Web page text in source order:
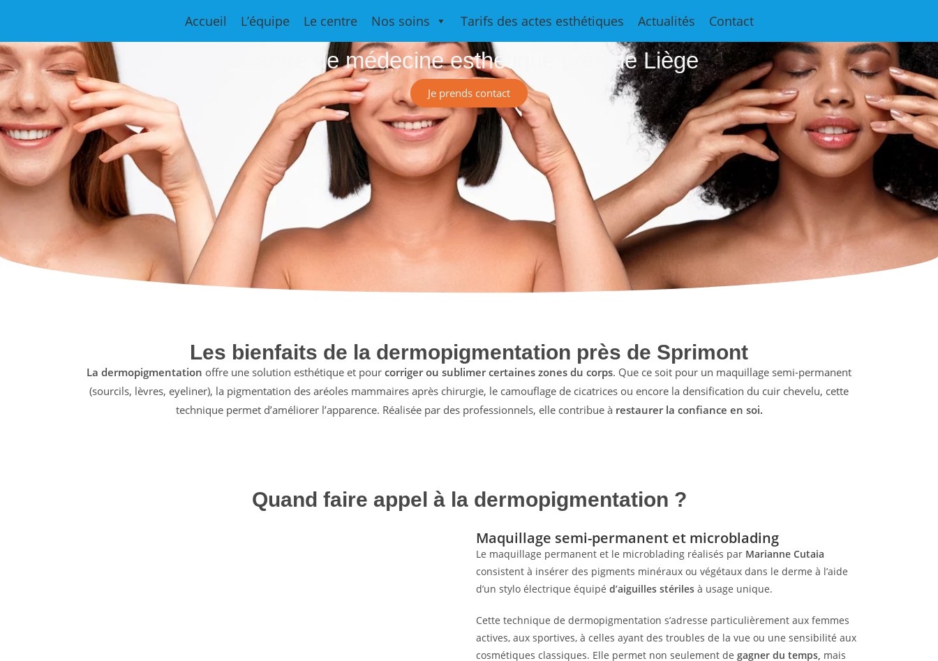
Accueil L’équipe Le centre Nos soins Tarifs des actes esthétiques Actualités Contact
Medesthétique
Centre de médecine esthétique près de Liège
Je prends contact
Les bienfaits de la dermopigmentation près de Sprimont
La dermopigmentation offre une solution esthétique et pour corriger ou sublimer certaines zones du corps. Que ce soit pour un maquillage semi-permanent
(sourcils, lèvres, eyeliner), la pigmentation des aréoles mammaires après chirurgie, le camouflage de cicatrices ou encore la densification du cuir chevelu, cette
technique permet d’améliorer l’apparence. Réalisée par des professionnels, elle contribue à restaurer la confiance en soi.
Quand faire appel à la dermopigmentation ?
Maquillage semi-permanent et microblading
Le maquillage permanent et le microblading réalisés par Marianne Cutaia
consistent à insérer des pigments minéraux ou végétaux dans le derme à l’aide
d’un stylo électrique équipé d’aiguilles stériles à usage unique.
Cette technique de dermopigmentation s’adresse particulièrement aux femmes
actives, aux sportives, à celles ayant des troubles de la vue ou une sensibilité aux
cosmétiques classiques. Elle permet non seulement de gagner du temps, mais